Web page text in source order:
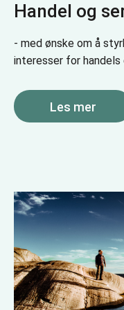
Handel og
- med ønske om å
interesser for
Les mer